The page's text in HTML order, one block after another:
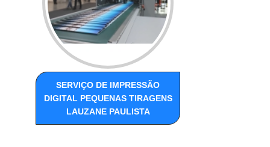
SERVIÇO DE IMPRESSÃO
DIGITAL PEQUENAS TIRAGENS
LAUZANE PAULISTA